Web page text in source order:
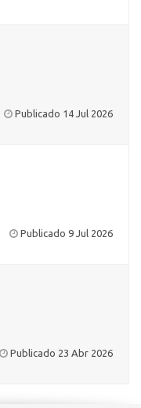
Publicado 14 Jul 2026
Publicado 9 Jul 2026
Publicado 23 Abr 2026